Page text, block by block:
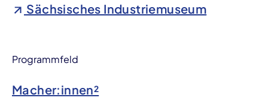
Sächsisches Industriemuseum
Programmfeld
Macher:innen²